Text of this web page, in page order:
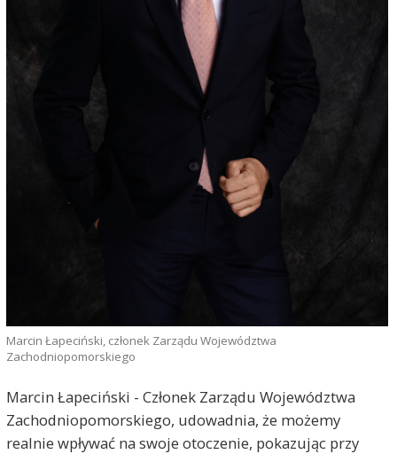
Marcin Łapeciński, członek Zarządu Województwa
Zachodniopomorskiego
Marcin Łapeciński - Członek Zarządu Województwa
Zachodniopomorskiego, udowadnia, że możemy
realnie wpływać na swoje otoczenie, pokazując przy